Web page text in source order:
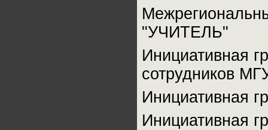
"УЧИТЕЛЬ"
Инициативная
сотрудников
Инициативная
Инициативная